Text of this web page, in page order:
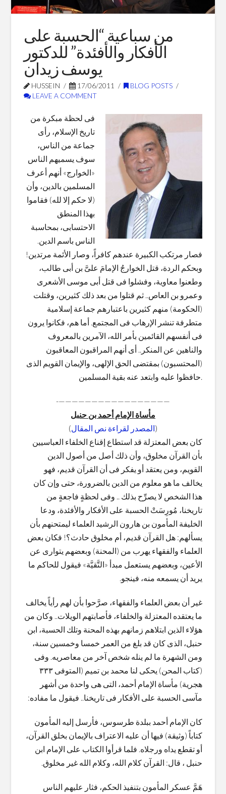
Blog Posts
من سباعية “الحسبة على
الأفكار والأفئدة” للدكتور
يوسف زيدان
HUSSEIN 17/06/2011
BLOG POSTS
LEAVE A COMMENT
فى لحظة مبكرة من
تاريخ الإسلام، رأى
جماعة من الناس،
سوف يسميهم الناس
«الخوارج» أنهم أعرف
المسلمين بالدين، وأن
(لا حكم إلا لله) فقاموا
بهذا المنطق
الاحتسابى، بمحاسبة
الناس باسم الدين.
فصار مرتكب الكبيرة عندهم كافراً، وصار الأئمة مرتدين!
وبحكم الردة، قتل الخوارجُ الإمامَ علىَّ بن أبى طالب،
وطعنوا معاوية، وفشلوا فى قتل أبى موسى الأشعرى
وعمرو بن العاص.. ثم قتلوا من بعد ذلك كثيرين، وقتلت
(الحكومة) منهم كثيرين باعتبارهم جماعة إسلامية
متطرفة تنشر الإرهاب فى المجتمع. أما هم، فكانوا يرون
فى أنفسهم القائمين بأمر الله، الآمرين بالمعروف
والناهين عن المنكر.. أى أنهم المراقبون المعاقبون
(المحتسبون) بمقتضى الحق الإلهى، والإيمان القويم الذى
حافظوا عليه وابتعد عنه بقية المسلمين.
—————————————————-
مأساة الإمام أحمد بن حنبل
(المصدر لقراءة نص المقال)
كان بعض المعتزلة قد استطاع إقناع الخلفاء العباسيين
بأن القرآن مخلوق، وأن ذلك أصل من أصول الدين
القويم، ومن يعتقد أو يفكر فى أن القرآن قديم، فهو
يخالف ما هو معلوم من الدين بالضرورة، حتى وإن كان
هذا الشخص لا يصرِّح بذلك .. وفى لحظةٍ فاجعةٍ من
تاريخنا، مُورِسَتْ الحسبة على الأفكار والأفئدة، ودعا
الخليفة المأمون بن هارون الرشيد العلماء ليمتحنهم بأن
يسألهم: هل القرآن قديم، أم مخلوق حادث؟! فكان بعض
العلماء والفقهاء يهرب من (المحنة) وبعضهم يتوارى عن
الأعين، وبعضهم يستعمل مبدأ «التَّقيَّة» فيقول للحاكم ما
يريد أن يسمعه منه، فينجو.
غير أن بعض العلماء والفقهاء، صرَّحوا بأن لهم رأياً يخالف
ما يعتقده المعتزلة والخلفاء، فأصابتهم الويلات.. وكان من
هؤلاء الذين ابتلاهم زمانهم بهذه المحنة وتلك الحسبة، ابن
حنبل، الذى كان قد بلغ من العمر خمسا وخمسين سنة،
ومن الشهرة ما لم ينله شخص آخر من معاصريه. وفى
(كتاب المحن) يحكى لنا محمد بن تميم (المتوفى ٣٣٣
هجرية) مأساة الإمام أحمد، التى هى واحدة من أشهر
مآسى الحسبة على الأفكار فى تاريخنا.. فيقول ما مفاده:
كان الإمام أحمد ببلدة طرسوس، فأرسل إليه المأمون
كتاباً (وثيقة) فيها أن عليه الاعتراف بالإيمان بخلق القرآن،
أو تقطع يداه ورجلاه. فلما قرأوا الكتاب على الإمام ابن
حنبل ، قال: القرآن كلام الله، وكلام الله غير مخلوق.
هَمَّ عسكر المأمون بتنفيذ الحكم، فثار عليهم الناس